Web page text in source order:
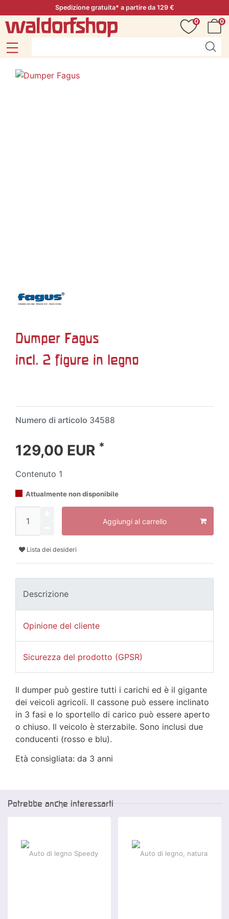
Spedizione gratuita* a partire da 129 €
0
0
Dumper Fagus
incl. 2 figure in legno
Numero di articolo 34588
129,00 EUR *
Contenuto 1
Attualmente non disponibile
Aggiungi al carrello
Lista dei desideri
Descrizione
Opinione del cliente
Sicurezza del prodotto (GPSR)
Il dumper può gestire tutti i carichi ed è il gigante
dei veicoli agricoli. Il cassone può essere inclinato
in 3 fasi e lo sportello di carico può essere aperto
o chiuso. Il veicolo è sterzabile. Sono inclusi due
conducenti (rosso e blu).
Età consigliata: da 3 anni
Potrebbe anche interessarti